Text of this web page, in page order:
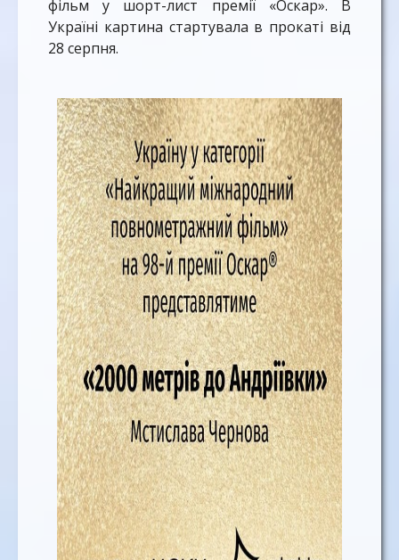
фільм у шорт-лист премії «Оскар». В
Україні картина стартувала в прокаті від
28 серпня.